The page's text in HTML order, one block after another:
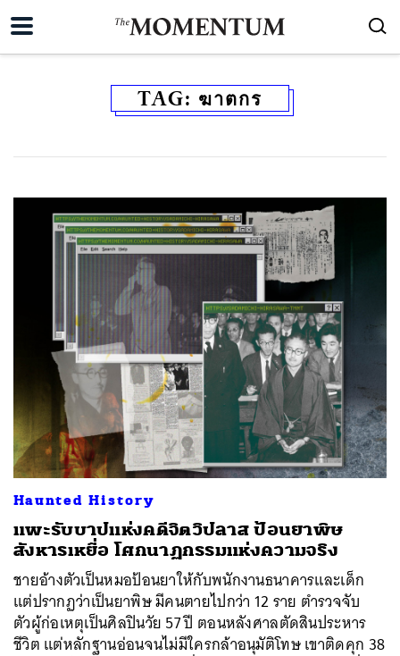
TAG: ฆาตกร
Haunted History
แพะรับบาปแห่งคดีจิตวิปลาส ป้อนยาพิษ
สังหารเหยื่อ โศกนาฏกรรมแห่งความจริง
ชายอ้างตัวเป็นหมอป้อนยาให้กับพนักงานธนาคารและเด็ก
แต่ปรากฏว่าเป็นยาพิษ มีคนตายไปกว่า 12 ราย ตำรวจจับ
ตัวผู้ก่อเหตุเป็นศิลปินวัย 57 ปี ตอนหลังศาลตัดสินประหาร
ชีวิต แต่หลักฐานอ่อนจนไม่มีใครกล้าอนุมัติโทษ เขาติดคุก 38